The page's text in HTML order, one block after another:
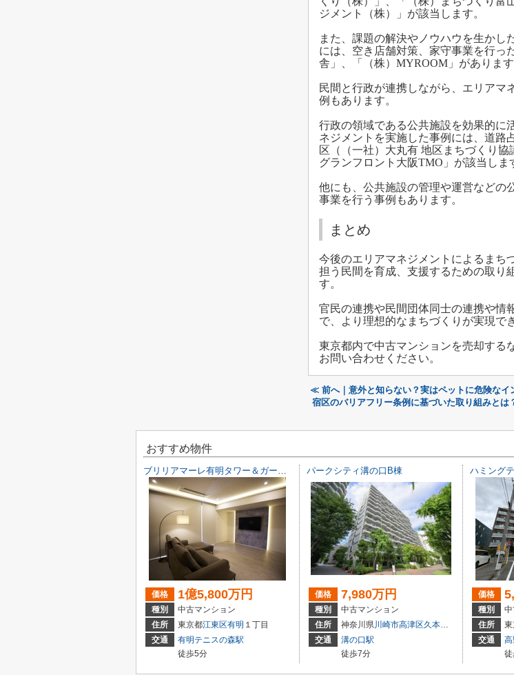
ジメント（株）」が該当します。
また、課題の解決やノウハウを生かし
には、空き店舗対策、家守事業を行っ
舎」、「（株）MYROOM」があります
民間と行政が連携しながら、エリアマ
例もあります。
行政の領域である公共施設を効果的に
ネジメントを実施した事例には、道路
区（（一社）大丸有 地区まちづくり協
グランフロント大阪TMO」が該当しま
他にも、公共施設の管理や運営などの
事業を行う事例もあります。
まとめ
今後のエリアマネジメントによるまち
担う民間を育成、支援するための取り
す。
官民の連携や民間団体同士の連携や情
で、より理想的なまちづくりが実現で
東京都内で中古マンションを売却する
お問い合わせください。
≪ 前へ｜意外と知らない？実はペットに危険なイ
宿区のバリアフリー条例に基づいた取り組みと
おすすめ物件
ブリリアマーレ有明タワー＆ガーデン
価格 1億5,800万円
種別
中古マンション
住所
東京都江東区有明 １丁目
交通
有明テニスの森駅
徒歩5分
パークシティ溝の口B棟
価格 7,980万円
種別
中古マンション
住所
神奈川県川崎市高津区久本３丁目
交通
溝の口駅
徒歩7分
ハミング
価格
種別
中
住所
交通
高